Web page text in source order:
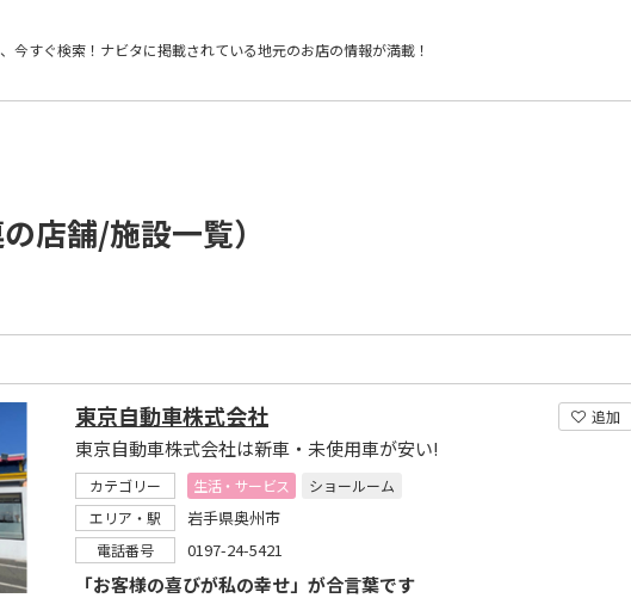
今すぐ検索！ ナビタに掲載されている地元のお店の情報が満載！
店舗/施設一覧）
追加
東京自動車株式会社
東京自動車株式会社は新車・未使用車が安い!
カテゴリー 生活・サービス
ショールーム
エリア・駅
岩手県奥州市
電話番号 0197-24-5421
「お客様の喜びが私の幸せ」が合言葉です